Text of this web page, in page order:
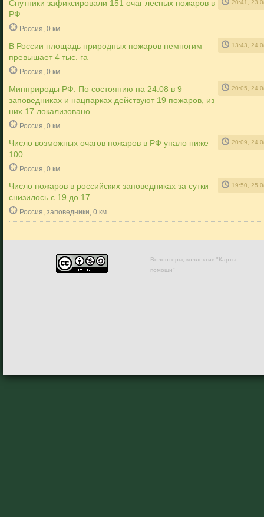
Спутники зафиксировали 151 очаг лесных пожаров в
РФ
20:41,
Россия, 0 км
В России площадь природных пожаров немногим
превышает 4 тыс. га
13:43,
Россия, 0 км
Минприроды РФ: По состоянию на 24.08 в 9
заповедниках и нацпарках действуют 19 пожаров, из
них 17 локализовано
20:05,
Россия, 0 км
Число возможных очагов пожаров в РФ упало ниже
100
20:09,
Россия, 0 км
Число пожаров в российских заповедниках за сутки
снизилось с 19 до 17
19:50,
Россия, заповедники, 0 км
Волонтеры, коллектив "Карты
помощи"